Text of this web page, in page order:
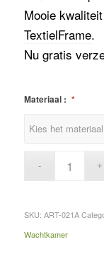
Mooie
TextielFrame.
Nu gratis
Materiaal : *
SKU: ART-021A
Wachtkamer